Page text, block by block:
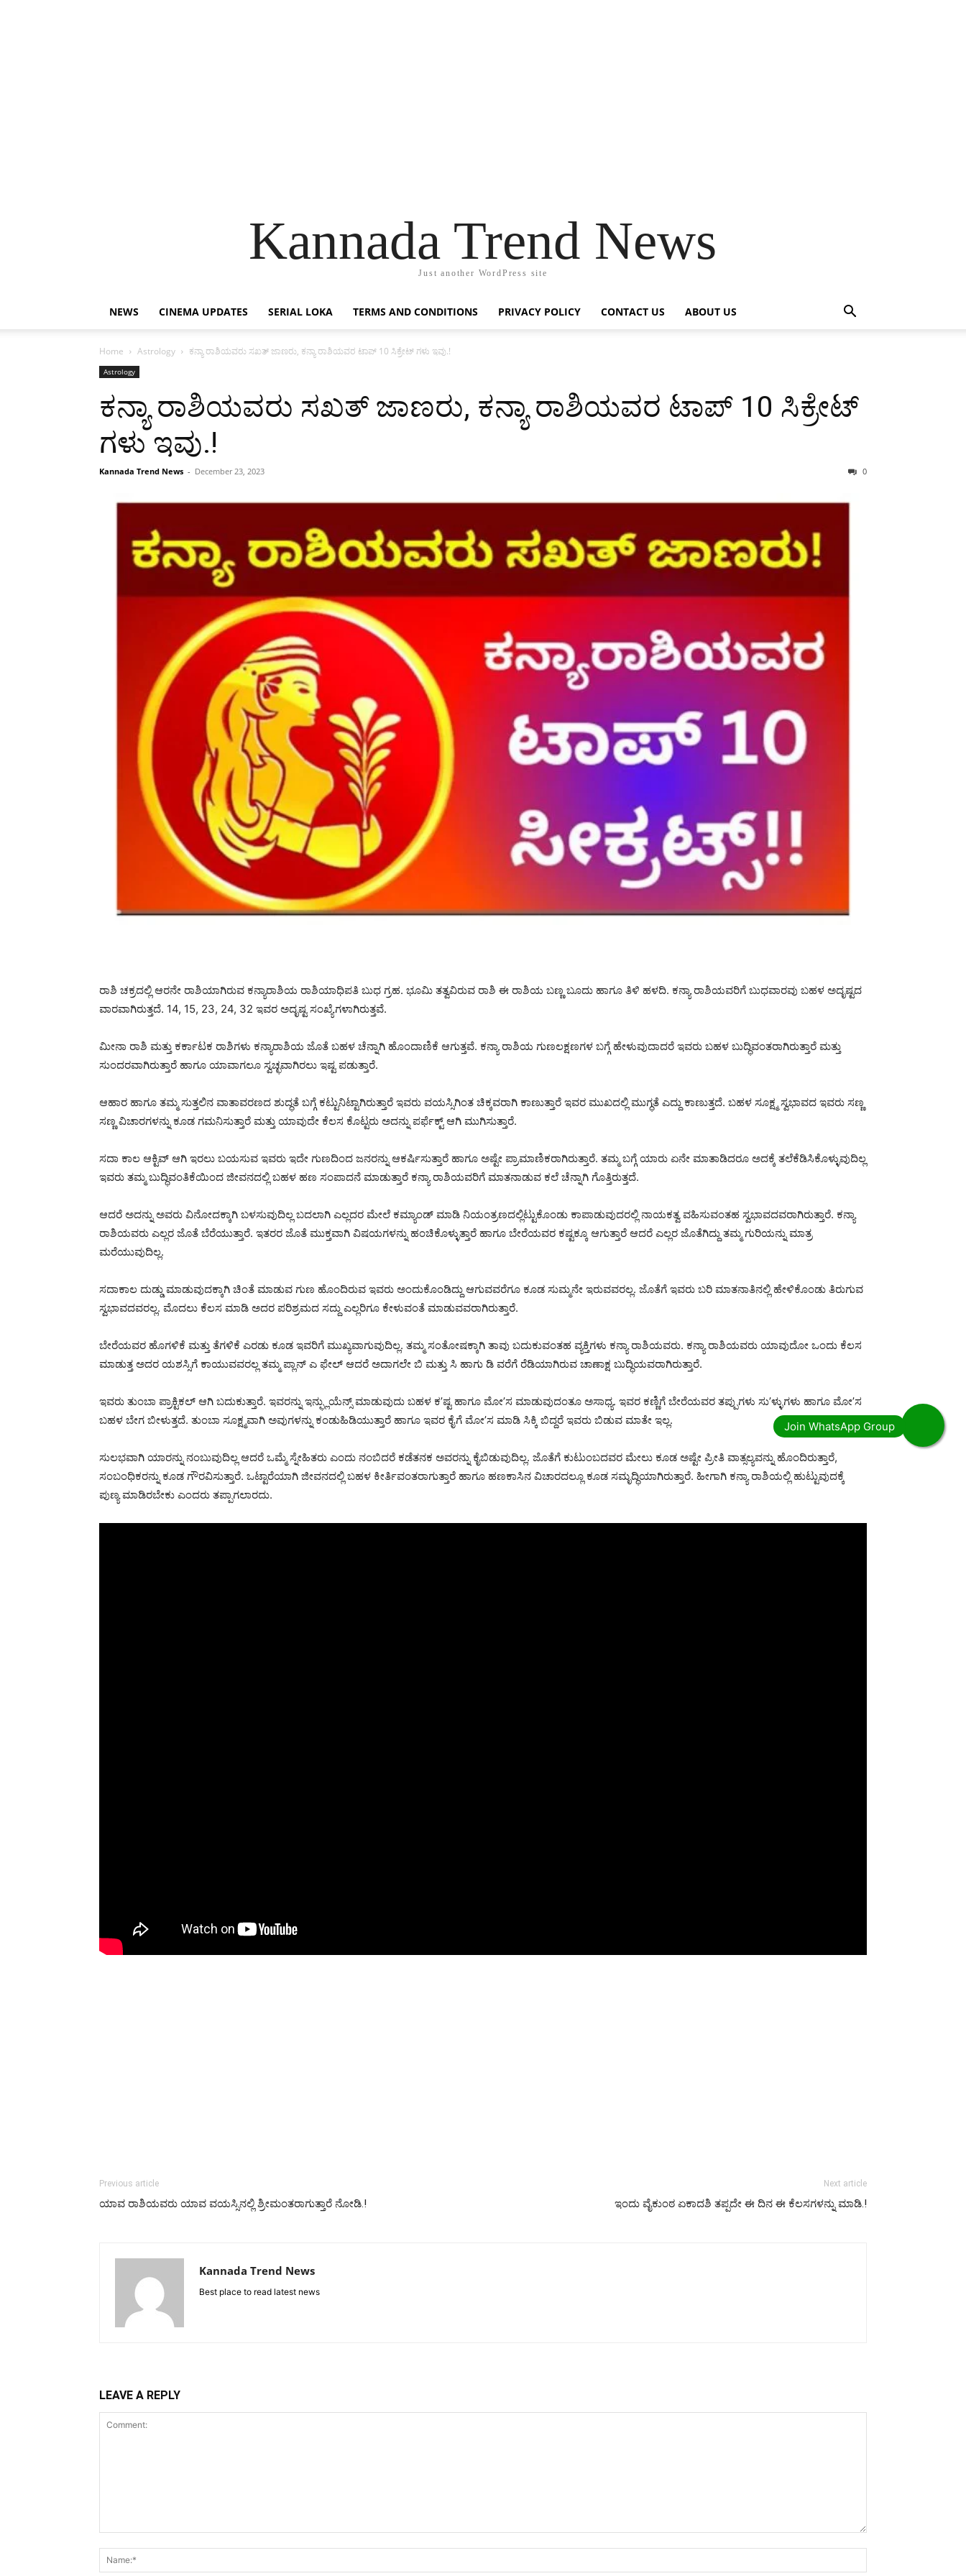
Kannada Trend News
Just another WordPress site
NEWS CINEMA UPDATES SERIAL LOKA TERMS AND CONDITIONS PRIVACY POLICY CONTACT US ABOUT US
Home Astrology ಕನ್ಯಾ ರಾಶಿಯವರು ಸಖತ್ ಜಾಣರು, ಕನ್ಯಾ ರಾಶಿಯವರ ಟಾಪ್ 10 ಸಿಕ್ರೇಟ್ ಗಳು ಇವು.!
Astrology
ಕನ್ಯಾ ರಾಶಿಯವರು ಸಖತ್ ಜಾಣರು, ಕನ್ಯಾ ರಾಶಿಯವರ ಟಾಪ್ 10 ಸಿಕ್ರೇಟ್
ಗಳು ಇವು.!
Kannada Trend News - December 23, 2023 0
ರಾಶಿ ಚಕ್ರದಲ್ಲಿ ಆರನೇ ರಾಶಿಯಾಗಿರುವ ಕನ್ಯಾರಾಶಿಯ ರಾಶಿಯಾಧಿಪತಿ ಬುಧ ಗ್ರಹ. ಭೂಮಿ ತತ್ವವಿರುವ ರಾಶಿ ಈ ರಾಶಿಯ ಬಣ್ಣ ಬೂದು ಹಾಗೂ ತಿಳಿ ಹಳದಿ. ಕನ್ಯಾ ರಾಶಿಯವರಿಗೆ ಬುಧವಾರವು ಬಹಳ ಅದೃಷ್ಟದ
ವಾರವಾಗಿರುತ್ತದೆ. 14, 15, 23, 24, 32 ಇವರ ಅದೃಷ್ಟ ಸಂಖ್ಯೆಗಳಾಗಿರುತ್ತವೆ.
ಮೀನಾ ರಾಶಿ ಮತ್ತು ಕರ್ಕಾಟಕ ರಾಶಿಗಳು ಕನ್ಯಾರಾಶಿಯ ಜೊತೆ ಬಹಳ ಚೆನ್ನಾಗಿ ಹೊಂದಾಣಿಕೆ ಆಗುತ್ತವೆ. ಕನ್ಯಾ ರಾಶಿಯ ಗುಣಲಕ್ಷಣಗಳ ಬಗ್ಗೆ ಹೇಳುವುದಾದರೆ ಇವರು ಬಹಳ ಬುದ್ಧಿವಂತರಾಗಿರುತ್ತಾರೆ ಮತ್ತು
ಸುಂದರವಾಗಿರುತ್ತಾರೆ ಹಾಗೂ ಯಾವಾಗಲೂ ಸ್ವಚ್ಛವಾಗಿರಲು ಇಷ್ಟ ಪಡುತ್ತಾರೆ.
ಆಹಾರ ಹಾಗೂ ತಮ್ಮ ಸುತ್ತಲಿನ ವಾತಾವರಣದ ಶುದ್ಧತೆ ಬಗ್ಗೆ ಕಟ್ಟುನಿಟ್ಟಾಗಿರುತ್ತಾರೆ ಇವರು ವಯಸ್ಸಿಗಿಂತ ಚಿಕ್ಕವರಾಗಿ ಕಾಣುತ್ತಾರೆ ಇವರ ಮುಖದಲ್ಲಿ ಮುಗ್ಧತೆ ಎದ್ದು ಕಾಣುತ್ತದೆ. ಬಹಳ ಸೂಕ್ಷ್ಮ ಸ್ವಭಾವದ ಇವರು ಸಣ್ಣ
ಸಣ್ಣ ವಿಚಾರಗಳನ್ನು ಕೂಡ ಗಮನಿಸುತ್ತಾರೆ ಮತ್ತು ಯಾವುದೇ ಕೆಲಸ ಕೊಟ್ಟರು ಅದನ್ನು ಪರ್ಫೆಕ್ಟ್ ಆಗಿ ಮುಗಿಸುತ್ತಾರೆ.
ಸದಾ ಕಾಲ ಆಕ್ಟಿವ್ ಆಗಿ ಇರಲು ಬಯಸುವ ಇವರು ಇದೇ ಗುಣದಿಂದ ಜನರನ್ನು ಆಕರ್ಷಿಸುತ್ತಾರೆ ಹಾಗೂ ಅಷ್ಟೇ ಪ್ರಾಮಾಣಿಕರಾಗಿರುತ್ತಾರೆ. ತಮ್ಮ ಬಗ್ಗೆ ಯಾರು ಏನೇ ಮಾತಾಡಿದರೂ ಅದಕ್ಕೆ ತಲೆಕೆಡಿಸಿಕೊಳ್ಳುವುದಿಲ್ಲ
ಇವರು ತಮ್ಮ ಬುದ್ಧಿವಂತಿಕೆಯಿಂದ ಜೀವನದಲ್ಲಿ ಬಹಳ ಹಣ ಸಂಪಾದನೆ ಮಾಡುತ್ತಾರೆ ಕನ್ಯಾ ರಾಶಿಯವರಿಗೆ ಮಾತನಾಡುವ ಕಲೆ ಚೆನ್ನಾಗಿ ಗೊತ್ತಿರುತ್ತದೆ.
ಆದರೆ ಅದನ್ನು ಅವರು ವಿನೋದಕ್ಕಾಗಿ ಬಳಸುವುದಿಲ್ಲ ಬದಲಾಗಿ ಎಲ್ಲದರ ಮೇಲೆ ಕಮ್ಯಾಂಡ್ ಮಾಡಿ ನಿಯಂತ್ರಣದಲ್ಲಿಟ್ಟುಕೊಂಡು ಕಾಪಾಡುವುದರಲ್ಲಿ ನಾಯಕತ್ವ ವಹಿಸುವಂತಹ ಸ್ವಭಾವದವರಾಗಿರುತ್ತಾರೆ. ಕನ್ಯಾ
ರಾಶಿಯವರು ಎಲ್ಲರ ಜೊತೆ ಬೆರೆಯುತ್ತಾರೆ. ಇತರರ ಜೊತೆ ಮುಕ್ತವಾಗಿ ವಿಷಯಗಳನ್ನು ಹಂಚಿಕೊಳ್ಳುತ್ತಾರೆ ಹಾಗೂ ಬೇರೆಯವರ ಕಷ್ಟಕ್ಕೂ ಆಗುತ್ತಾರೆ ಆದರೆ ಎಲ್ಲರ ಜೊತೆಗಿದ್ದು ತಮ್ಮ ಗುರಿಯನ್ನು ಮಾತ್ರ
ಮರೆಯುವುದಿಲ್ಲ.
ಸದಾಕಾಲ ದುಡ್ಡು ಮಾಡುವುದಕ್ಕಾಗಿ ಚಿಂತೆ ಮಾಡುವ ಗುಣ ಹೊಂದಿರುವ ಇವರು ಅಂದುಕೊಂಡಿದ್ದು ಆಗುವವರೆಗೂ ಕೂಡ ಸುಮ್ಮನೇ ಇರುವವರಲ್ಲ. ಜೊತೆಗೆ ಇವರು ಬರಿ ಮಾತನಾತಿನಲ್ಲಿ ಹೇಳಿಕೊಂಡು ತಿರುಗುವ
ಸ್ವಭಾವದವರಲ್ಲ. ಮೊದಲು ಕೆಲಸ ಮಾಡಿ ಅದರ ಪರಿಶ್ರಮದ ಸದ್ದು ಎಲ್ಲರಿಗೂ ಕೇಳುವಂತೆ ಮಾಡುವವರಾಗಿರುತ್ತಾರೆ.
ಬೇರೆಯವರ ಹೊಗಳಿಕೆ ಮತ್ತು ತೆಗಳಿಕೆ ಎರಡು ಕೂಡ ಇವರಿಗೆ ಮುಖ್ಯವಾಗುವುದಿಲ್ಲ. ತಮ್ಮ ಸಂತೋಷಕ್ಕಾಗಿ ತಾವು ಬದುಕುವಂತಹ ವ್ಯಕ್ತಿಗಳು ಕನ್ಯಾ ರಾಶಿಯವರು. ಕನ್ಯಾ ರಾಶಿಯವರು ಯಾವುದೋ ಒಂದು ಕೆಲಸ
ಮಾಡುತ್ತ ಅದರ ಯಶಸ್ಸಿಗೆ ಕಾಯುವವರಲ್ಲ ತಮ್ಮ ಪ್ಲಾನ್ ಎ ಫೇಲ್ ಆದರೆ ಅದಾಗಲೇ ಬಿ ಮತ್ತು ಸಿ ಹಾಗು ಡಿ ವರೆಗೆ ರೆಡಿಯಾಗಿರುವ ಚಾಣಾಕ್ಷ ಬುದ್ಧಿಯವರಾಗಿರುತ್ತಾರೆ.
ಇವರು ತುಂಬಾ ಪ್ರಾಕ್ಟಿಕಲ್ ಆಗಿ ಬದುಕುತ್ತಾರೆ. ಇವರನ್ನು ಇನ್ಫ್ಲುಯೆನ್ಸ್ ಮಾಡುವುದು ಬಹಳ ಕ’ಷ್ಟ ಹಾಗೂ ಮೋ’ಸ ಮಾಡುವುದಂತೂ ಅಸಾಧ್ಯ. ಇವರ ಕಣ್ಣಿಗೆ ಬೇರೆಯವರ ತಪ್ಪುಗಳು ಸು’ಳ್ಳುಗಳು ಹಾಗೂ ಮೋ’ಸ
ಬಹಳ ಬೇಗ ಬೀಳುತ್ತದೆ. ತುಂಬಾ ಸೂಕ್ಷ್ಮವಾಗಿ ಅವುಗಳನ್ನು ಕಂಡುಹಿಡಿಯುತ್ತಾರೆ ಹಾಗೂ ಇವರ ಕೈಗೆ ಮೋ’ಸ ಮಾಡಿ ಸಿಕ್ಕಿ ಬಿದ್ದರೆ ಇವರು ಬಿಡುವ ಮಾತೇ ಇಲ್ಲ.
ಸುಲಭವಾಗಿ ಯಾರನ್ನು ನಂಬುವುದಿಲ್ಲ ಆದರೆ ಒಮ್ಮೆ ಸ್ನೇಹಿತರು ಎಂದು ನಂಬಿದರೆ ಕಡೆತನಕ ಅವರನ್ನು ಕೈಬಿಡುವುದಿಲ್ಲ. ಜೊತೆಗೆ ಕುಟುಂಬದವರ ಮೇಲು ಕೂಡ ಅಷ್ಟೇ ಪ್ರೀತಿ ವಾತ್ಸಲ್ಯವನ್ನು ಹೊಂದಿರುತ್ತಾರೆ,
ಸಂಬಂಧಿಕರನ್ನು ಕೂಡ ಗೌರವಿಸುತ್ತಾರೆ. ಒಟ್ಟಾರೆಯಾಗಿ ಜೀವನದಲ್ಲಿ ಬಹಳ ಕೀರ್ತಿವಂತರಾಗುತ್ತಾರೆ ಹಾಗೂ ಹಣಕಾಸಿನ ವಿಚಾರದಲ್ಲೂ ಕೂಡ ಸಮೃದ್ಧಿಯಾಗಿರುತ್ತಾರೆ. ಹೀಗಾಗಿ ಕನ್ಯಾ ರಾಶಿಯಲ್ಲಿ ಹುಟ್ಟುವುದಕ್ಕೆ
ಪುಣ್ಯ ಮಾಡಿರಬೇಕು ಎಂದರು ತಪ್ಪಾಗಲಾರದು.
Previous article
ಯಾವ ರಾಶಿಯವರು ಯಾವ ವಯಸ್ಸಿನಲ್ಲಿ ಶ್ರೀಮಂತರಾಗುತ್ತಾರೆ ನೋಡಿ.!
Next article
ಇಂದು ವೈಕುಂಠ ಏಕಾದಶಿ ತಪ್ಪದೇ ಈ ದಿನ ಈ ಕೆಲಸಗಳನ್ನು ಮಾಡಿ.!
Kannada Trend News
Best place to read latest news
LEAVE A REPLY